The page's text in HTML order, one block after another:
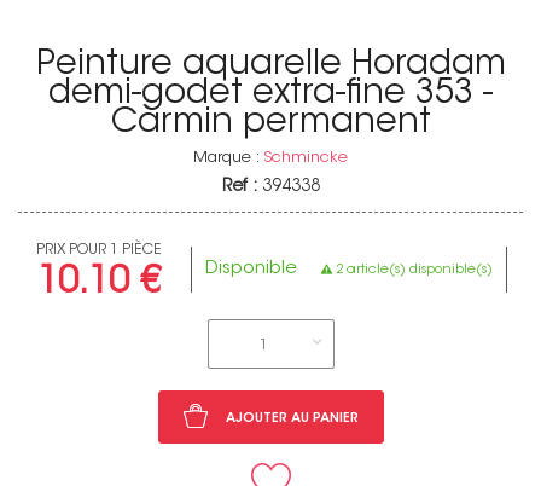
Peinture aquarelle Horadam
demi-godet extra-fine 353 -
Carmin permanent
Marque : Schmincke
Ref : 394338
PRIX POUR 1 PIÈCE
10.10 € Disponible 2 article(s) disponible(s)
AJOUTER AU PANIER